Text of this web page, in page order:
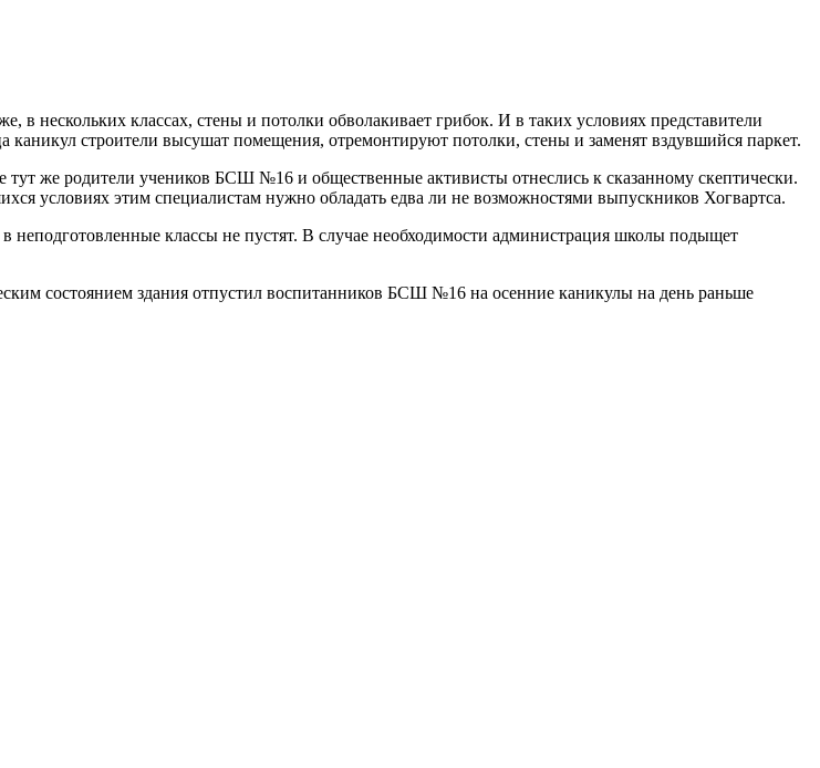
в нескольких классах, стены и потолки обволакивает грибок. И в таких условиях представители
каникул строители высушат помещения, отремонтируют потолки, стены и заменят вздувшийся паркет.
же родители учеников БСШ №16 и общественные активисты отнеслись к сказанному скептически.
условиях этим специалистам нужно обладать едва ли не возможностями выпускников Хогвартса.
неподготовленные классы не пустят. В случае необходимости администрация школы подыщет
состоянием здания отпустил воспитанников БСШ №16 на осенние каникулы на день раньше